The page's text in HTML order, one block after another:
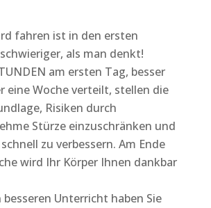
fahren ist in den ersten
als man denkt!
am ersten Tag, besser
eine Woche verteilt, stellen die
Risiken durch
Stürze einzuschränken und
zu verbessern. Am Ende
wird Ihr Körper Ihnen dankbar
besseren Unterricht haben Sie